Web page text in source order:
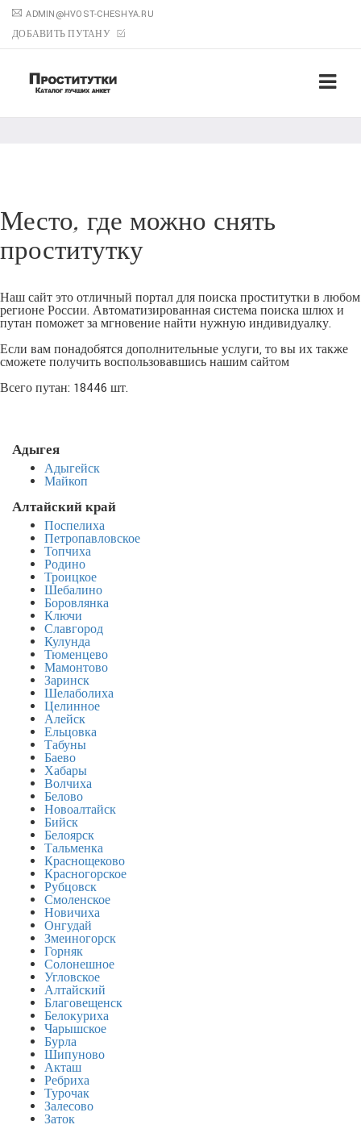
ADMIN@HVOST-CHESHYA.RU
ДОБАВИТЬ ПУТАНУ
Место, где можно снять
проститутку
Наш сайт это отличный портал для поиска проститутки в любом
регионе России. Автоматизированная система поиска шлюх и
путан поможет за мгновение найти нужную индивидуалку.
Если вам понадобятся дополнительные услуги, то вы их также
сможете получить воспользовавшись нашим сайтом
Всего путан: 18446 шт.
Адыгея
Адыгейск
Майкоп
Алтайский край
Поспелиха
Петропавловское
Топчиха
Родино
Троицкое
Шебалино
Боровлянка
Ключи
Славгород
Кулунда
Тюменцево
Мамонтово
Заринск
Шелаболиха
Целинное
Алейск
Ельцовка
Табуны
Баево
Хабары
Волчиха
Белово
Новоалтайск
Бийск
Белоярск
Тальменка
Краснощеково
Красногорское
Рубцовск
Смоленское
Новичиха
Онгудай
Змеиногорск
Горняк
Солонешное
Угловское
Алтайский
Благовещенск
Белокуриха
Чарышское
Бурла
Шипуново
Акташ
Ребриха
Турочак
Залесово
Заток